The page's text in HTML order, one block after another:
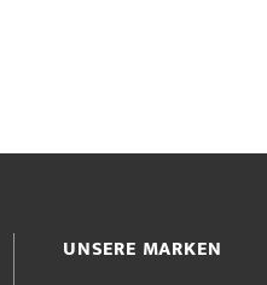
UNSERE MARKEN